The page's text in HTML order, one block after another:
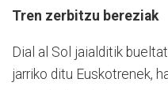
Tren zerbitzu bereziak
Dial al Sol jaialditik
jarriko ditu Euskotrenek,